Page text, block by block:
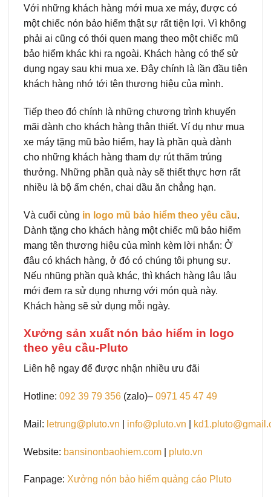
Với những khách hàng mới mua xe máy, được có
một chiếc nón bảo hiểm thật sự rất tiện lợi. Vì không
phải ai cũng có thói quen mang theo một chiếc mũ
bảo hiểm khác khi ra ngoài. Khách hàng có thể sử
dụng ngay sau khi mua xe. Đây chính là lần đầu tiên
khách hàng nhớ tới tên thương hiệu của mình.
Tiếp theo đó chính là những chương trình khuyến
mãi dành cho khách hàng thân thiết. Ví dụ như mua
xe máy tặng mũ bảo hiểm, hay là phần quà dành
cho những khách hàng tham dự rút thăm trúng
thưởng. Những phần quà này sẽ thiết thực hơn rất
nhiều là bộ ấm chén, chai dầu ăn chẳng hạn.
Và cuối cùng in logo mũ bảo hiểm theo yêu cầu.
Dành tặng cho khách hàng một chiếc mũ bảo hiểm
mang tên thương hiệu của mình kèm lời nhắn: Ở
đâu có khách hàng, ở đó có chúng tôi phụng sự.
Nếu nhũng phần quà khác, thì khách hàng lâu lâu
mới đem ra sử dụng nhưng với món quà này.
Khách hàng sẽ sử dụng mỗi ngày.
Xưởng sản xuất nón bảo hiểm in logo
theo yêu cầu-Pluto
Liên hệ ngay để được nhận nhiều ưu đãi
Hotline: 092 39 79 356 (zalo)– 0971 45 47 49
Mail: letrung@pluto.vn info@pluto.vn
Website: bansinonbaohiem.com pluto.vn
Fanpage: Xưởng nón bảo hiểm quảng cáo Pluto